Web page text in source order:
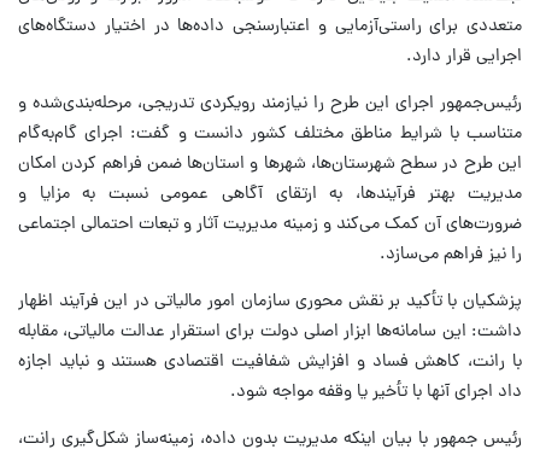
متعددی برای راستی‌آزمایی و اعتبارسنجی داده‌ها در اختیار دستگاه‌های
اجرایی قرار دارد.
رئیس‌جمهور اجرای این طرح را نیازمند رویکردی تدریجی، مرحله‌بندی‌شده و
متناسب با شرایط مناطق مختلف کشور دانست و گفت: اجرای گام‌به‌گام
این طرح در سطح شهرستان‌ها، شهرها و استان‌ها ضمن فراهم کردن امکان
مدیریت بهتر فرآیندها، به ارتقای آگاهی عمومی نسبت به مزایا و
ضرورت‌های آن کمک می‌کند و زمینه مدیریت آثار و تبعات احتمالی اجتماعی
را نیز فراهم می‌سازد.
پزشکیان با تأکید بر نقش محوری سازمان امور مالیاتی در این فرآیند اظهار
داشت: این سامانه‌ها ابزار اصلی دولت برای استقرار عدالت مالیاتی، مقابله
با رانت، کاهش فساد و افزایش شفافیت اقتصادی هستند و نباید اجازه
داد اجرای آنها با تأخیر یا وقفه مواجه شود.
رئیس جمهور با بیان اینکه مدیریت بدون داده، زمینه‌ساز شکل‌گیری رانت،